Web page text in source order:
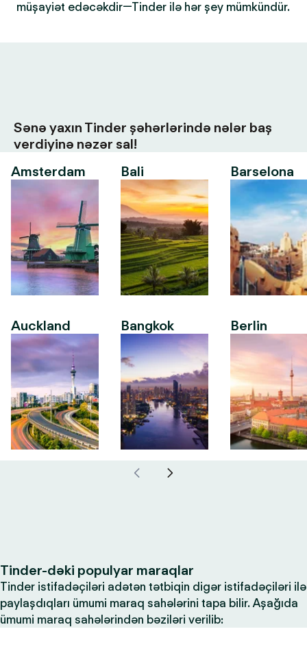
müşayiət edəcəkdir—Tinder ilə hər şey mümkündür.
Sənə yaxın Tinder şəhərlərində nələr baş
verdiyinə nəzər sal!
Amsterdam
Auckland
Bali
Bangkok
Barselona
Berlin
Tinder-dəki populyar maraqlar
Tinder istifadəçiləri adətən tətbiqin digər istifadəçiləri ilə
paylaşdıqları ümumi maraq sahələrini tapa bilir. Aşağıda
ümumi maraq sahələrindən bəziləri verilib: